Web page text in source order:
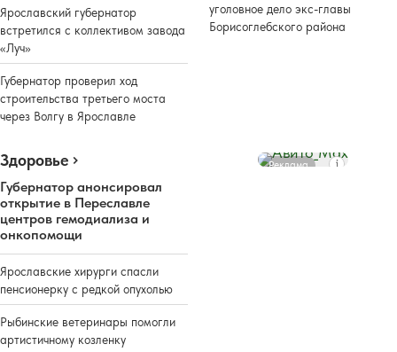
Ярославский губернатор
встретился с коллективом завода
«Луч»
Губернатор проверил ход
строительства третьего моста
через Волгу в Ярославле
уголовное дело экс-главы
Борисоглебского района
Здоровье
Губернатор анонсировал
открытие в Переславле
центров гемодиализа и
онкопомощи
Ярославские хирурги спасли
пенсионерку с редкой опухолью
Рыбинские ветеринары помогли
артистичному козленку
Реклама